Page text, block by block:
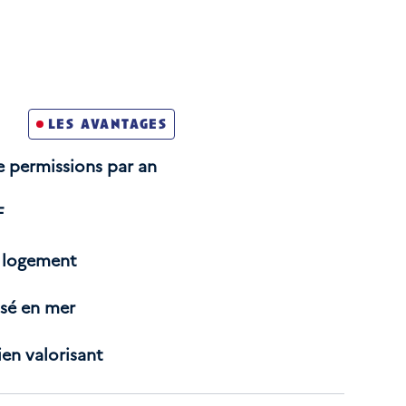
Journée de Défense et de Citoyenneté (JDC ;
et médicalement apte
de 26 ans à la date de dépôt du dossier de
les avantages
permissions par an
en mer
valorisant